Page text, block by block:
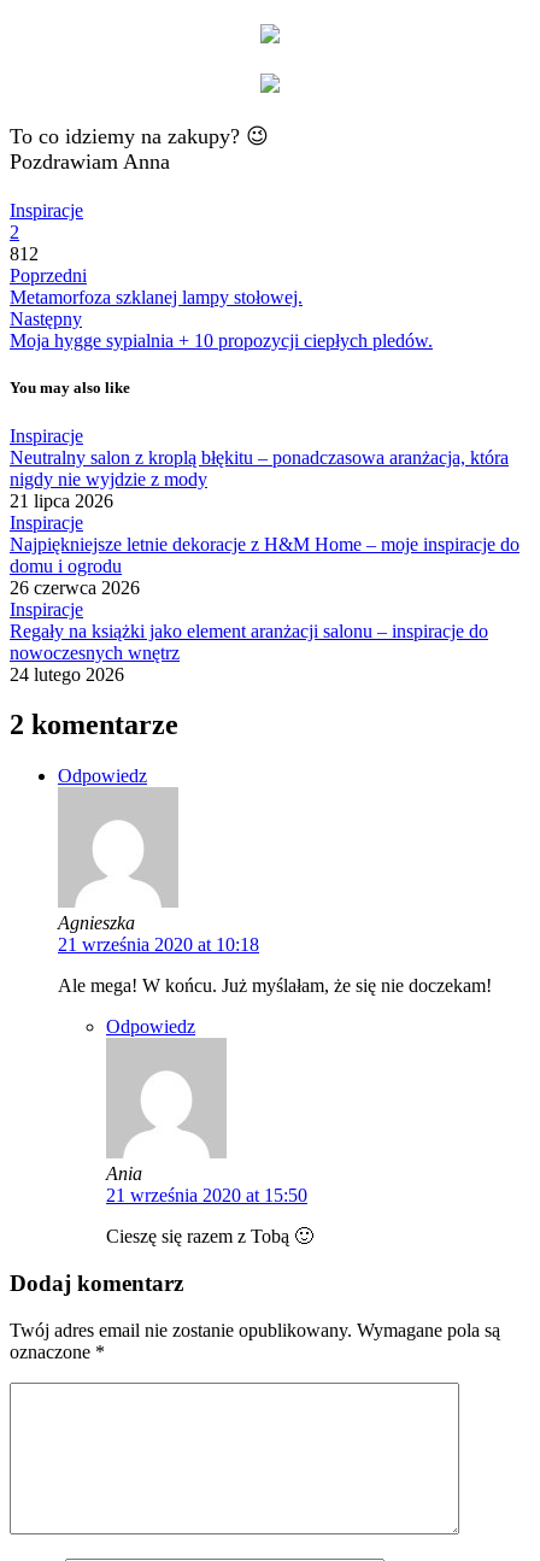
To co idziemy na zakupy? 😉
Pozdrawiam Anna
Inspiracje
2
812
Poprzedni
Metamorfoza szklanej lampy stołowej.
Następny
Moja hygge sypialnia + 10 propozycji ciepłych pledów.
You may also like
Inspiracje
Neutralny salon z kroplą błękitu – ponadczasowa aranżacja, która
nigdy nie wyjdzie z mody
21 lipca 2026
Inspiracje
Najpiękniejsze letnie dekoracje z H&M Home – moje inspiracje do
domu i ogrodu
26 czerwca 2026
Inspiracje
Regały na książki jako element aranżacji salonu – inspiracje do
nowoczesnych wnętrz
24 lutego 2026
2 komentarze
Odpowiedz
Agnieszka
21 września 2020 at 10:18
Ale mega! W końcu. Już myślałam, że się nie doczekam!
Odpowiedz
Ania
21 września 2020 at 15:50
Cieszę się razem z Tobą 🙂
Dodaj komentarz
Twój adres email nie zostanie opublikowany. Wymagane pola są
oznaczone *